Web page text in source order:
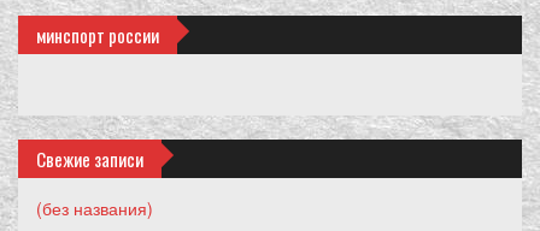
минспорт россии
Свежие записи
(без названия)